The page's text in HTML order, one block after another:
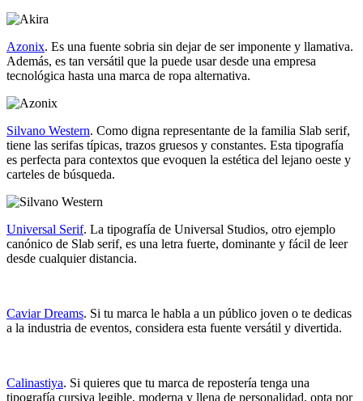
Azonix. Es una fuente sobria sin dejar de ser imponente y llamativa.
Además, es tan versátil que la puede usar desde una empresa
tecnológica hasta una marca de ropa alternativa.
Silvano Western. Como digna representante de la familia Slab serif,
tiene las serifas típicas, trazos gruesos y constantes. Esta tipografía
es perfecta para contextos que evoquen la estética del lejano oeste y
carteles de búsqueda.
Universal Serif. La tipografía de Universal Studios, otro ejemplo
canónico de Slab serif, es una letra fuerte, dominante y fácil de leer
desde cualquier distancia.
Caviar Dreams. Si tu marca le habla a un público joven o te dedicas
a la industria de eventos, considera esta fuente versátil y divertida.
Calinastiya. Si quieres que tu marca de repostería tenga una
tipografía cursiva legible, moderna y llena de personalidad, opta por